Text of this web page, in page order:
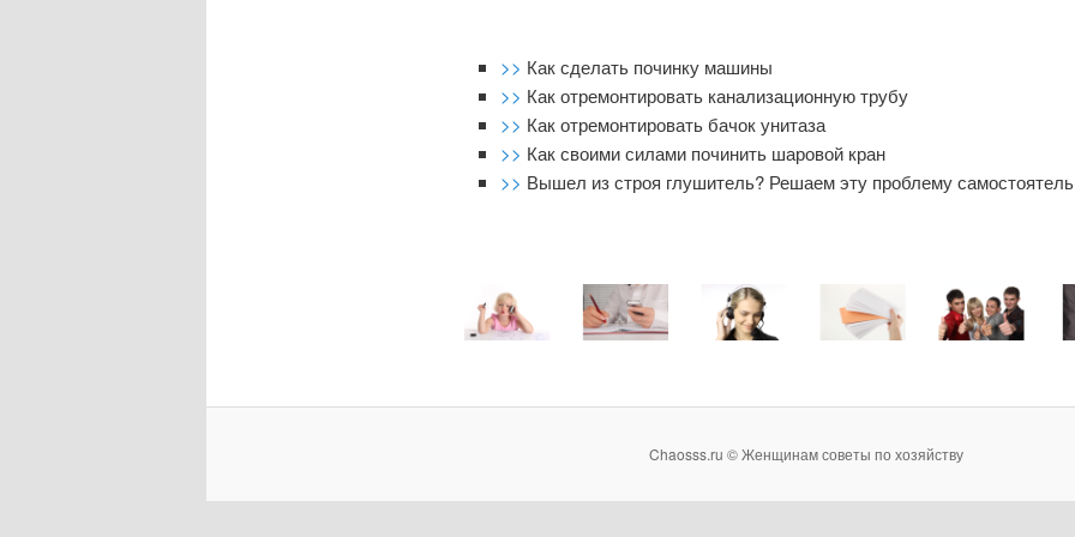
>> Как сделать починку машины
>> Как отремонтировать канализационную трубу
>> Как отремонтировать бачок унитаза
>> Как своими силами починить шаровой кран
>> Вышел из строя глушитель? Решаем эту проблему
Chaosss.ru © Женщинам советы по хозяйству